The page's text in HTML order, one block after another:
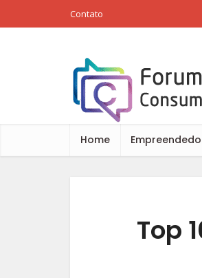
Contato
Home
Top